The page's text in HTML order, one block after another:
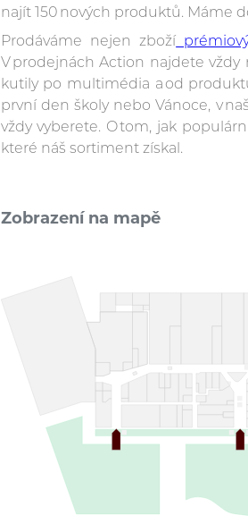
najít 150 nových produktů. Máme
Prodáváme nejen zboží
V prodejnách Action najdete
kutily po multimédia a od
první den školy nebo Vánoce, v
vždy vyberete. O tom, jak
které náš sortiment získal.
Zobrazení na mapě